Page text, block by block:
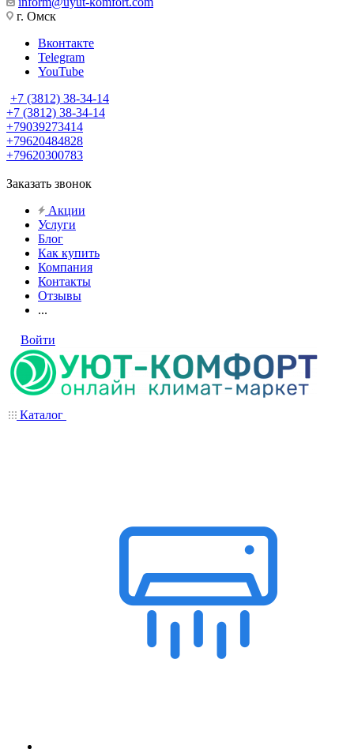
г. Омск
Вконтакте
Telegram
YouTube
+7 (3812) 38-34-14
+7 (3812) 38-34-14
+79039273414
+79620484828
+79620300783
Заказать звонок
Акции
Услуги
Блог
Как купить
Компания
Контакты
Отзывы
...
Войти
Каталог